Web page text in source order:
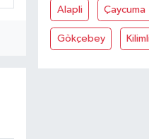
Alapli Çaycuma
Gökçebey